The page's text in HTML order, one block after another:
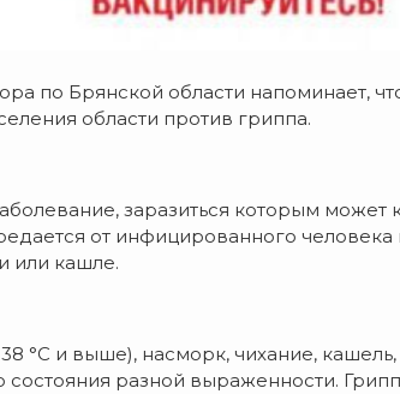
по Брянской области напоминает,
области против гриппа.
заразиться которым
от инфицированного
или кашле.
°C и выше), насморк, чихание,
состояния разной выраженности.